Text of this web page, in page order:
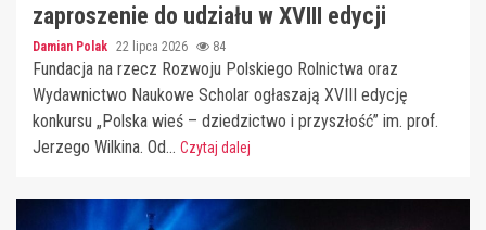
zaproszenie do udziału w XVIII edycji
Damian Polak 22 lipca 2026 84
Fundacja na rzecz Rozwoju Polskiego Rolnictwa oraz
Wydawnictwo Naukowe Scholar ogłaszają XVIII edycję
konkursu „Polska wieś – dziedzictwo i przyszłość” im. prof.
Jerzego Wilkina. Od... Czytaj dalej